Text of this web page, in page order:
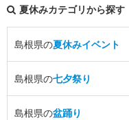
夏休みカテゴリから探す
島根県の夏休みイベント
島根県の七夕祭り
島根県の盆踊り